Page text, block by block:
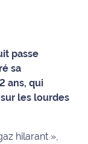
passe
sa
ans, qui
les lourdes
hilarant »,